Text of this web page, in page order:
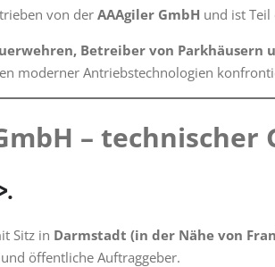
von derAAAgiler GmbH und ist
Betreiber von
moderner Antriebstechnologien
–
Sitz in Darmstadt (in der Nähe von
öffentliche Auftraggeber.